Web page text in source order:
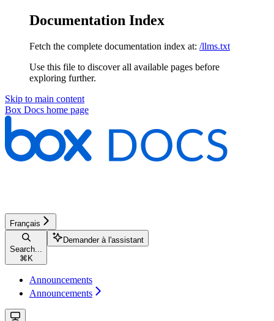
Documentation Index
Fetch the complete documentation index at: /llms.txt
Use this file to discover all available pages before
exploring further.
Skip to main content
Box Docs home page
Français
Search...
⌘ K
Demander à l'assistant
Announcements
Announcements